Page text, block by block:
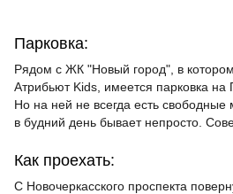
Парковка:
Рядом с ЖК "Новый город", в
Атрибьют Kids, имеется парковка на
Но на ней не всегда есть свободные
в будний день бывает непросто.
Как проехать:
С Новочеркасского проспекта